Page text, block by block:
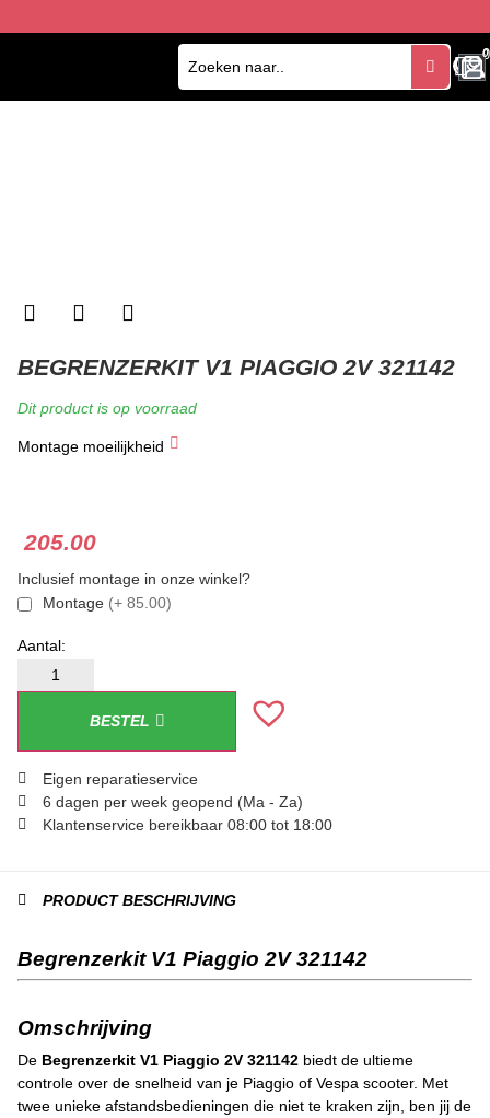
0
0
BEGRENZERKIT V1 PIAGGIO 2V 321142
Dit product is op voorraad
Montage moeilijkheid
★ ★
205.00
Inclusief montage in onze winkel?
Montage (+ 85.00)
BESTEL
Eigen reparatieservice
6 dagen per week geopend (Ma - Za)
Klantenservice bereikbaar 08:00 tot 18:00
PRODUCT BESCHRIJVING
Begrenzerkit V1 Piaggio 2V 321142
Omschrijving
De Begrenzerkit V1 Piaggio 2V 321142 biedt de ultieme
controle over de snelheid van je Piaggio of Vespa scooter. Met
twee unieke afstandsbedieningen die niet te kraken zijn, ben jij de